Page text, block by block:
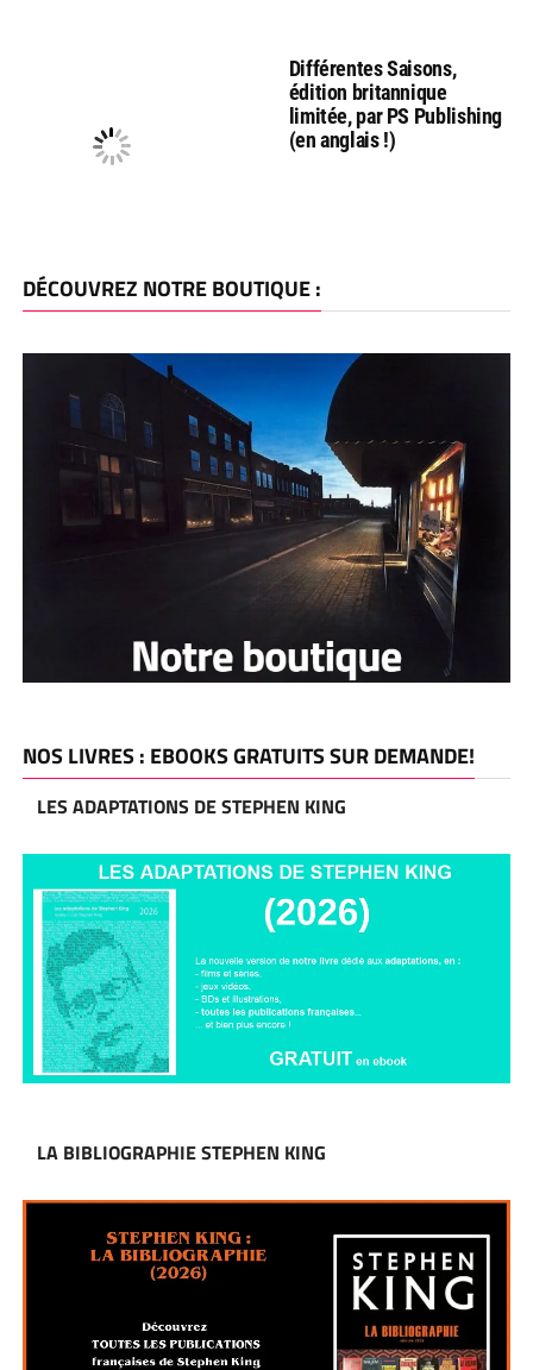
Différentes Saisons,
édition britannique
limitée, par PS Publishing
(en anglais !)
DÉCOUVREZ NOTRE BOUTIQUE :
NOS LIVRES : EBOOKS GRATUITS SUR DEMANDE!
LES ADAPTATIONS DE STEPHEN KING
LA BIBLIOGRAPHIE STEPHEN KING